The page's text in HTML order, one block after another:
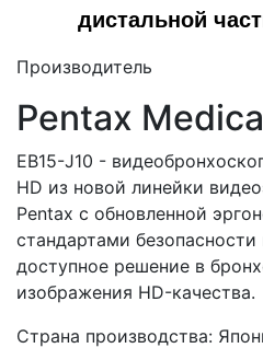
дистальной
Производитель
Pentax
EB15-J10 -
HD из новой линейки
Pentax с обновленной
стандартами
доступное решение в
изображения HD-качества.
Страна производства: